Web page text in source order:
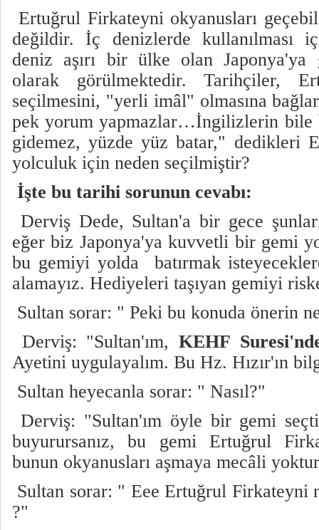
Ertuğrul Firkateyni okyanusları
değildir. İç denizlerde kullanılması
deniz aşırı bir ülke olan Japonya'ya
olarak görülmektedir. Tarihçiler,
seçilmesini, "yerli imâl" olmasına
pek yorum yapmazlar…İngilizlerin bile
gidemez, yüzde yüz batar," dedikleri
yolculuk için neden seçilmiştir?
İşte bu tarihi sorunun cevabı:
Derviş Dede, Sultan'a bir gece
eğer biz Japonya'ya kuvvetli bir gemi
bu gemiyi yolda batırmak
alamayız. Hediyeleri taşıyan gemiyi
Sultan sorar: " Peki bu konuda önerin
Derviş: "Sultan'ım, KEHF
Ayetini uygulayalım. Bu Hz. Hızır'ın
Sultan heyecanla sorar: " Nasıl?"
Derviş: "Sultan'ım öyle bir gemi
buyurursanız, bu gemi Ertuğrul
bunun okyanusları aşmaya mecâli
Sultan sorar: " Eee Ertuğrul Firkateyni
?"